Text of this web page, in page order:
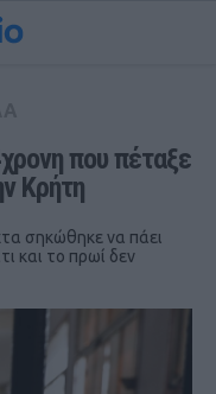
που πέταξε
Κρήτη
σηκώθηκε να πάει
και το πρωί δεν